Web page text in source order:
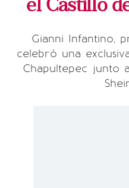
el Castillo
Gianni Infantino,
celebró una
Chapultepec junto